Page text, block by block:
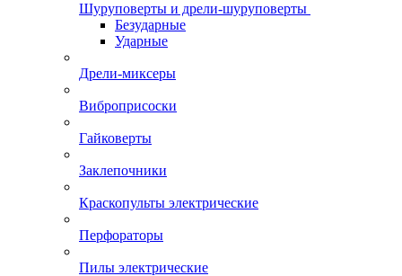
Шуруповерты и дрели-шуруповерты
Безударные
Ударные
Дрели-миксеры
Виброприсоски
Гайковерты
Заклепочники
Краскопульты электрические
Перфораторы
Пилы электрические